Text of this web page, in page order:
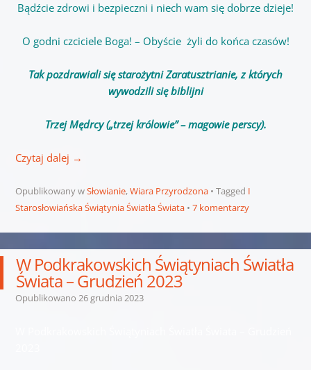
Bądźcie zdrowi i bezpieczni i niech wam się dobrze dzieje!
O godni czciciele Boga! – Obyście żyli do końca czasów!
Tak pozdrawiali się starożytni Zaratusztrianie, z których
wywodzili się biblijni
Trzej Mędrcy („trzej królowie” – magowie perscy).
Czytaj dalej →
Opublikowany wSłowianie,Wiara Przyrodzona Tagged I
Starosłowiańska Świątynia Światła Świata
7 komentarzy
W Podkrakowskich Świątyniach Światła
Świata – Grudzień 2023
Opublikowano 26 grudnia 2023